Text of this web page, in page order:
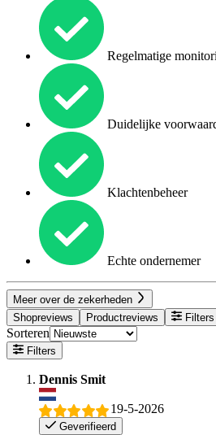
Regelmatige
Duidelijke
Klachtenbeheer
Echte ondernemer
Meer over de zekerheden
Shopreviews
Productreviews Filters
Sorteren
Filters
Dennis Smit
19-5-2026
Geverifieerd